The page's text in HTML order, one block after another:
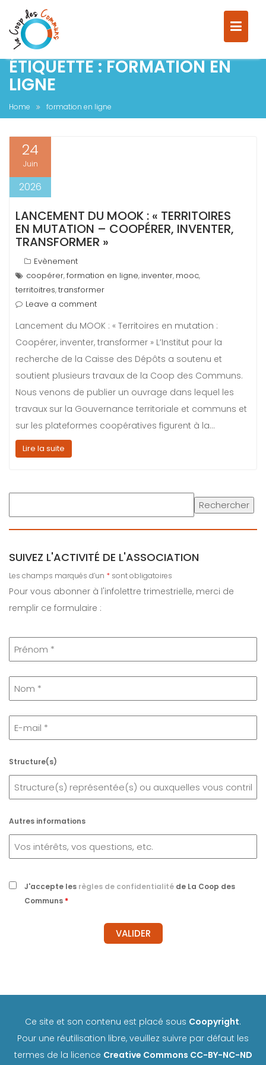
ÉTIQUETTE :FORMATION EN
LIGNE
Home formation en ligne
24
Juin
2026
LANCEMENT DU MOOK : « TERRITOIRES
EN MUTATION – COOPÉRER, INVENTER,
TRANSFORMER »
Evènement
coopérer,formation en ligne, inventer, mooc,
territoitres,transformer
Leave a comment
Lancement du MOOK : « Territoires en mutation :
Coopérer, inventer, transformer » L’Institut pour la
recherche de la Caisse des Dépôts a soutenu et
soutient plusieurs travaux de la Coop des Communs.
Nous venons de publier un ouvrage dans lequel les
travaux sur la Gouvernance territoriale et communs et
sur les plateformes coopératives figurent à la…
Lire la suite
c
e
r
e
Rechercher
SUIVEZ L'ACTIVITÉ DE L'ASSOCIATION
Les champs marqués d’un * sont obligatoires
Pour vous abonner à l'infolettre trimestrielle, merci de
remplir ce formulaire :
Structure(s)
Autres informations
J'accepte les règles de confidentialité de La Coop des
Communs *
Ce site et son contenu est placé sous Coopyright.
Pour une réutilisation libre, veuillez suivre par défaut les
termes de la licence Creative Commons CC-BY-NC-ND